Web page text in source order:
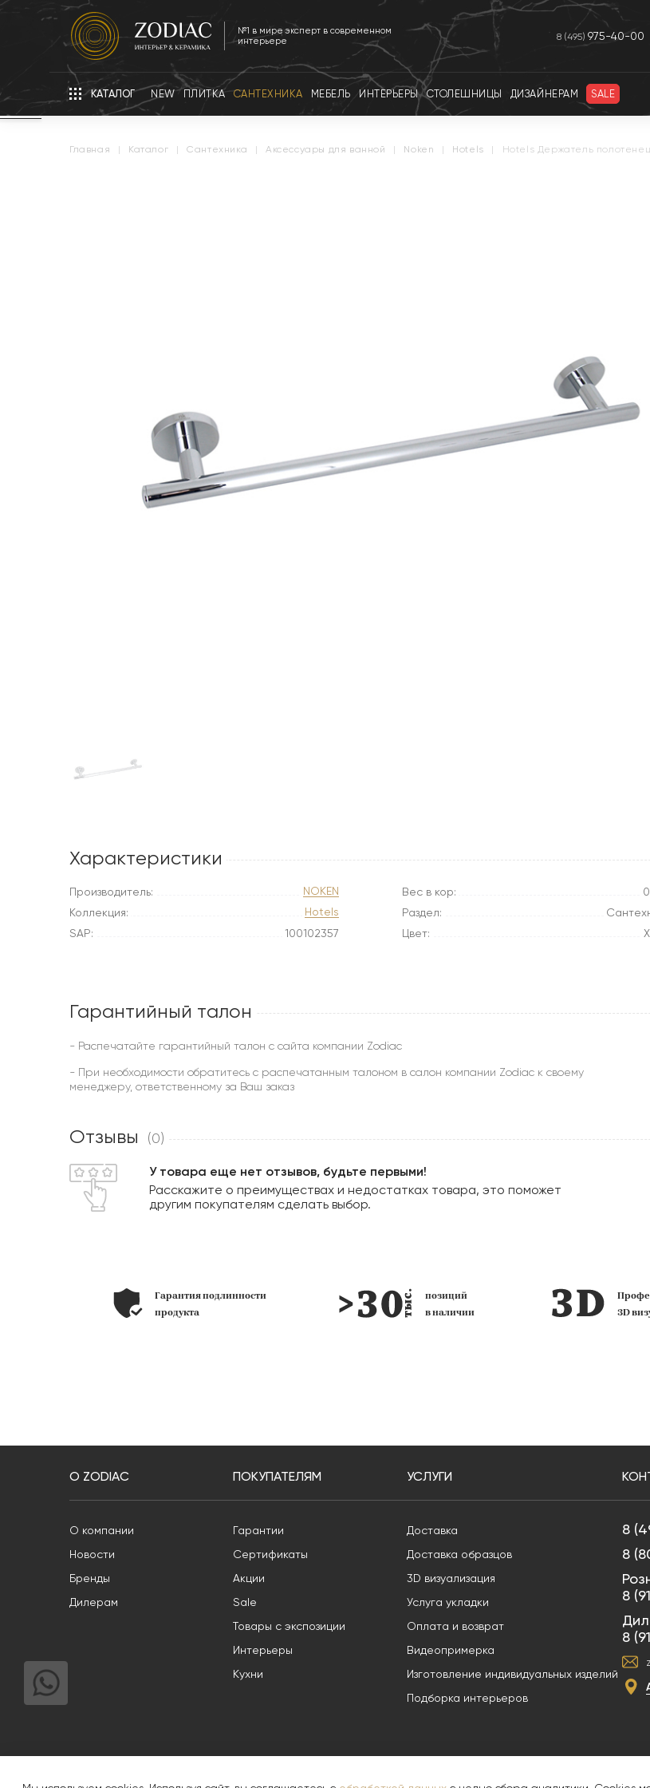
№1 в мире эксперт в современном
интерьере
8 (495) 975-40-00
КАТАЛОГ NEW ПЛИТКА САНТЕХНИКА МЕБЕЛЬ ИНТЕРЬЕРЫ СТОЛЕШНИЦЫ ДИЗАЙНЕРАМ SALE
главная | каталог | сантехника | аксессуары для ванной | noken | hotels | Hotels Держатель
Характеристики
Производитель:
NOKEN
Коллекция:
Hotels
SAP:
100102357
Вес в кор:
Раздел:
Цвет:
Гарантийный талон
- Распечатайте гарантийный талон с сайта компании Zodiac
- При необходимости обратитесь с распечатанным талоном в салон компании Zodiac к своему
менеджеру, ответственному за Ваш заказ
Отзывы (0)
У товара еще нет отзывов, будьте первыми!
Расскажите о преимуществах и недостатках товара, это поможет
другим покупателям сделать выбор.
Гарантия подлинности
продукта
позиций
в наличии
3D
О ZODIAC ПОКУПАТЕЛЯМ УСЛУГИ
О компании
Новости
Бренды
Дилерам
Гарантии
Сертификаты
Акции
Sale
Товары с экспозиции
Интерьеры
Кухни
Доставка
Доставка образцов
3D визуализация
Услуга укладки
Оплата и возврат
Видеопримерка
Изготовление индивидуальных изделий
Подборка интерьеров
8
8
8
8